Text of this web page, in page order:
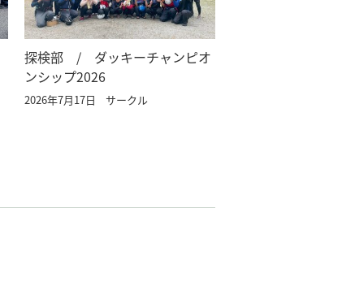
探検部 / ダッキーチャンピオ
ンシップ2026
2026年7月17日 サークル